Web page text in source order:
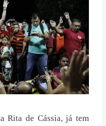
Rita de Cássia, já tem